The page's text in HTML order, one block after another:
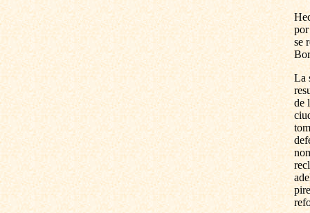
se
La
de